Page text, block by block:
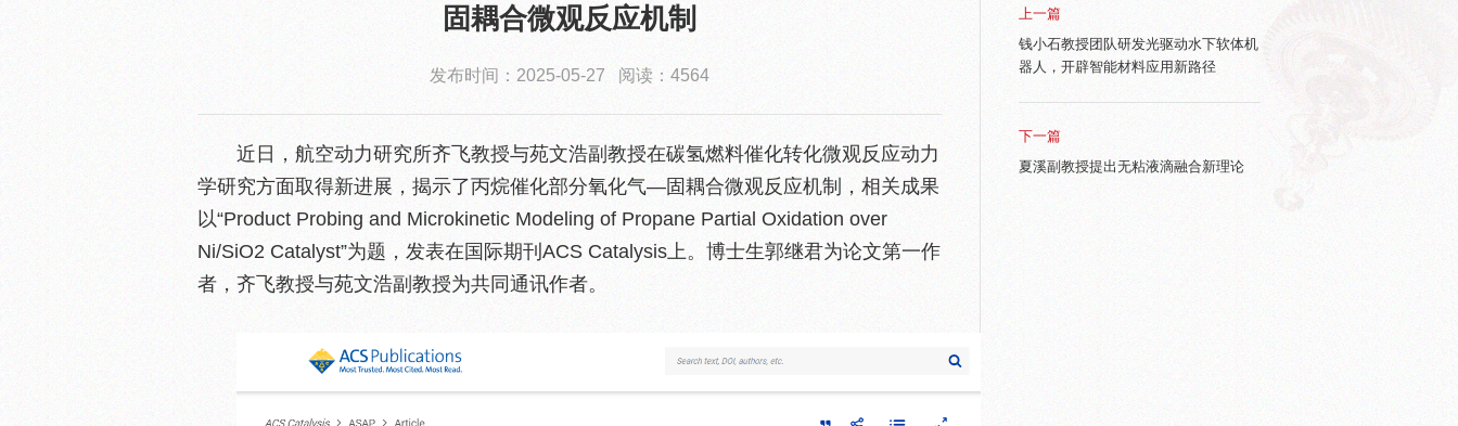
固耦合微观反应机制
发布时间：2025-05-27 阅读：4564
近日，航空动力研究所齐飞教授与苑文浩副教授在碳氢燃料催化转化微观反应动力
学研究方面取得新进展，揭示了丙烷催化部分氧化气—固耦合微观反应机制，相关成果
以“Product Probing and Microkinetic Modeling of Propane Partial Oxidation over
Ni/SiO2 Catalyst”为题，发表在国际期刊ACS Catalysis上。博士生郭继君为论文第一作
者，齐飞教授与苑文浩副教授为共同通讯作者。
上一篇
钱小石教授团队研发光驱动水下软体机
器人，开辟智能材料应用新路径
下一篇
夏溪副教授提出无粘液滴融合新理论